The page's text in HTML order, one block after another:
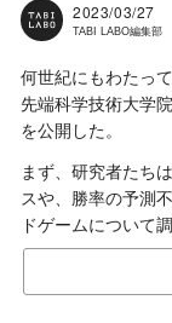
2023/03/27
TABI LABO編集部
何世紀にもわたっ
先端科学技術大学
を公開した。
まず、研究者たち
スや、勝率の予測
ドゲームについて調
そして、中毒性の
ない公平な内容で